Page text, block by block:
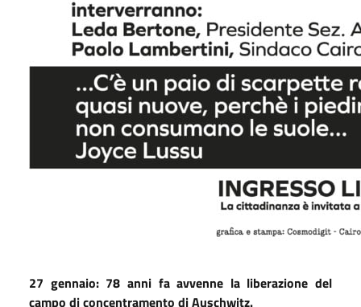
27 gennaio: 78 anni fa avvenne la liberazione del
campo di concentramento di Auschwitz.